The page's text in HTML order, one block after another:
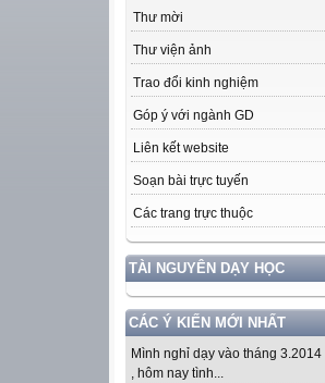
Thư mời
Thư viện ảnh
Trao đổi kinh nghiệm
Góp ý với ngành GD
Liên kết website
Soạn bài trực tuyến
Các trang trực thuộc
TÀI NGUYÊN DẠY HỌC
CÁC Ý KIẾN MỚI NHẤT
Mình nghỉ dạy vào tháng 3.2014
, hôm nay tình...